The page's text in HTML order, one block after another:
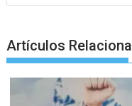
Artículos